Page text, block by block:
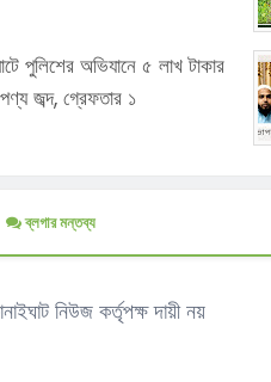
পুলিশের অভিযানে ৫ লাখ টাকার
জব্দ, গ্রেফতার ১
ব্লগার মন্তব্য
নিউজ কর্তৃপক্ষ দায়ী নয়